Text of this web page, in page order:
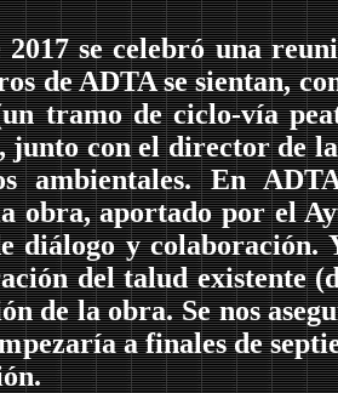
se celebró una
de ADTA se sientan,
tramo de ciclo-vía
junto con el director de
ambientales. En
obra, aportado por el
diálogo y colaboración.
del talud existente
de la obra. Se nos
a finales de